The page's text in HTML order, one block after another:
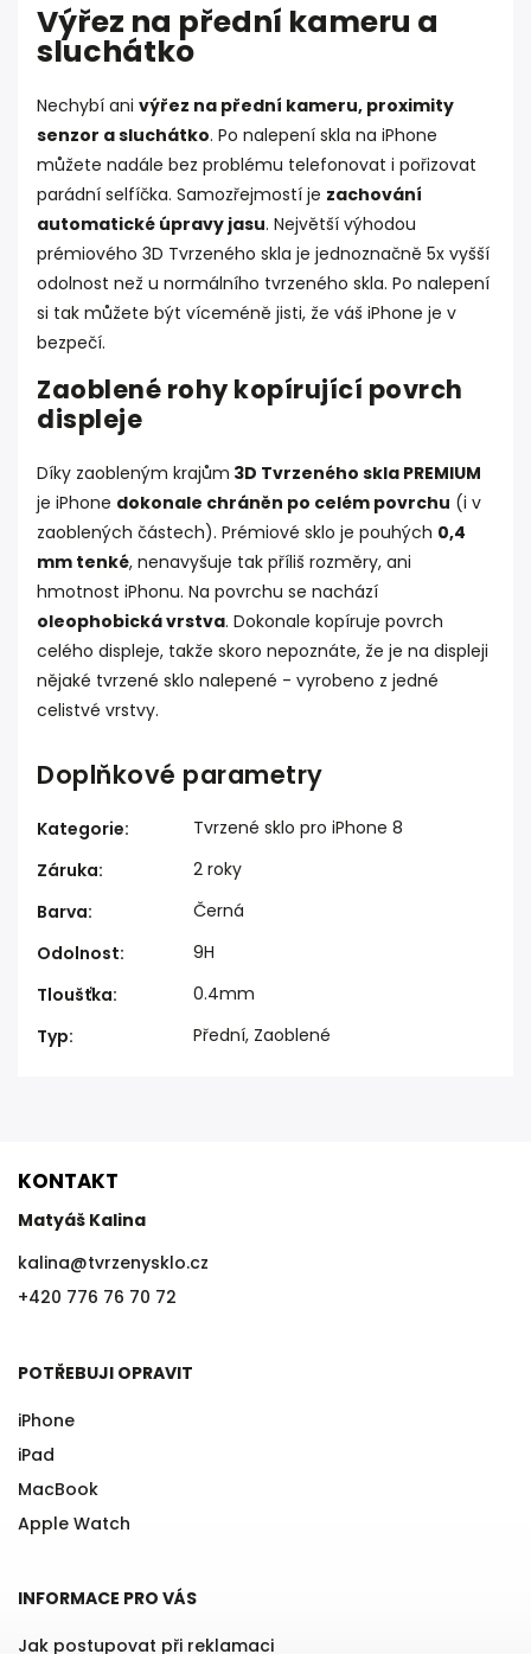
Výřez na přední kameru a
sluchátko
Nechybí ani výřez na přední kameru, proximity
senzor a sluchátko. Po nalepení skla na iPhone
můžete nadále bez problému telefonovat i pořizovat
parádní selfíčka. Samozřejmostí je zachování
automatické úpravy jasu. Největší výhodou
prémiového 3D Tvrzeného skla je jednoznačně 5x vyšší
odolnost než u normálního tvrzeného skla. Po nalepení
si tak můžete být víceméně jisti, že váš iPhone je v
bezpečí.
Zaoblené rohy kopírující povrch
displeje
Díky zaobleným krajům 3D Tvrzeného skla PREMIUM
je iPhone dokonale chráněn po celém povrchu (i v
zaoblených částech). Prémiové sklo je pouhých 0,4
mm tenké, nenavyšuje tak příliš rozměry, ani
hmotnost iPhonu. Na povrchu se nachází
oleophobická vrstva. Dokonale kopíruje povrch
celého displeje, takže skoro nepoznáte, že je na displeji
nějaké tvrzené sklo nalepené - vyrobeno z jedné
celistvé vrstvy.
Doplňkové parametry
Kategorie:
Tvrzené sklo pro iPhone 8
Záruka:
2 roky
Barva:
Černá
Odolnost:
9H
Tloušťka:
0.4mm
Typ: Přední, Zaoblené
KONTAKT
Matyáš Kalina
kalina@tvrzenysklo.cz
+420 776 76 70 72
POTŘEBUJI OPRAVIT
iPhone
iPad
MacBook
Apple Watch
INFORMACE PRO VÁS
Jak postupovat při reklamaci